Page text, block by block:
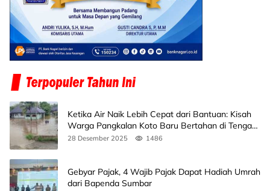
Ketika Air Naik Lebih Cepat dari Bantuan: Kisah
Warga Pangkalan Koto Baru Bertahan di Tengah
Banjir
28 Desember 2025 1486
Gebyar Pajak, 4 Wajib Pajak Dapat Hadiah Umrah
dari Bapenda Sumbar